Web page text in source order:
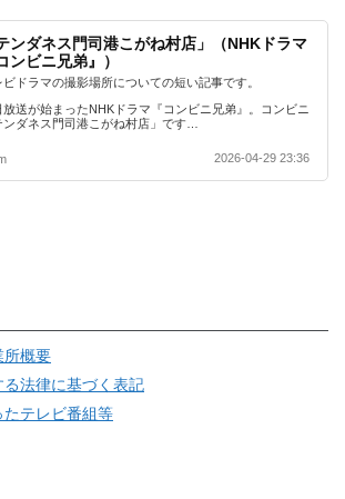
テンダネス門司港こがね村店」（NHKドラマ
ンビニ兄弟』）
ビドラマの撮影場所についての短い記事です。
放送が始まったNHKドラマ『コンビニ兄弟』。コンビニ
ンダネス門司港こがね村店」です…
2026-04-29 23:36
所概要
法律に基づく表記
テレビ番組等